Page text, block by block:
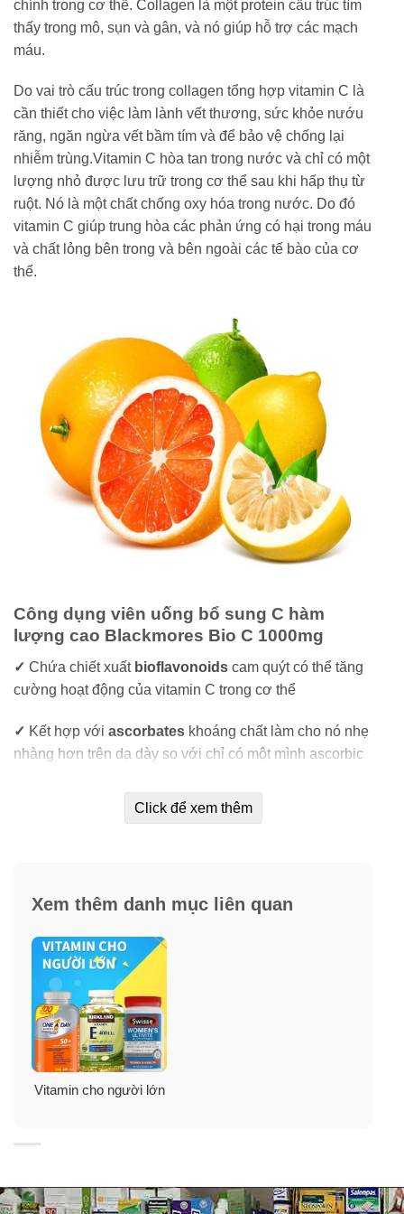
chính trong cơ thể. Collagen là một protein cấu trúc tìm
thấy trong mô, sụn và gân, và nó giúp hỗ trợ các mạch
máu.
Do vai trò cấu trúc trong collagen tổng hợp vitamin C là
cần thiết cho việc làm lành vết thương, sức khỏe nướu
răng, ngăn ngừa vết bầm tím và để bảo vệ chống lại
nhiễm trùng.Vitamin C hòa tan trong nước và chỉ có một
lượng nhỏ được lưu trữ trong cơ thể sau khi hấp thụ từ
ruột. Nó là một chất chống oxy hóa trong nước. Do đó
vitamin C giúp trung hòa các phản ứng có hại trong máu
và chất lỏng bên trong và bên ngoài các tế bào của cơ
thể.
Công dụng viên uống bổ sung C hàm
lượng cao Blackmores Bio C 1000mg
✓ Chứa chiết xuất bioflavonoids cam quýt có thể tăng
cường hoạt động của vitamin C trong cơ thể
✓ Kết hợp với ascorbates khoáng chất làm cho nó nhẹ
nhàng hơn trên dạ dày so với chỉ có một mình ascorbic
Giảm mức độ nghiêm trọng và thời gian của chứng
trong sản xuất collagen.
Tăng cường đề kháng cho cơ thể, cải thiện và phòng
ngừa các bệnh nhiễm khuẩn, cảm cúm.
Giúp vết thương mau lành, bảo vệ các mạch máu,
ngăn các vết bầm tím xảy ra.
Giúp nướu răng khỏe mạnh, chống nhiễm trùng các
vết thương.
Click để xem thêm
Xem thêm danh mục liên quan
Vitamin cho người lớn